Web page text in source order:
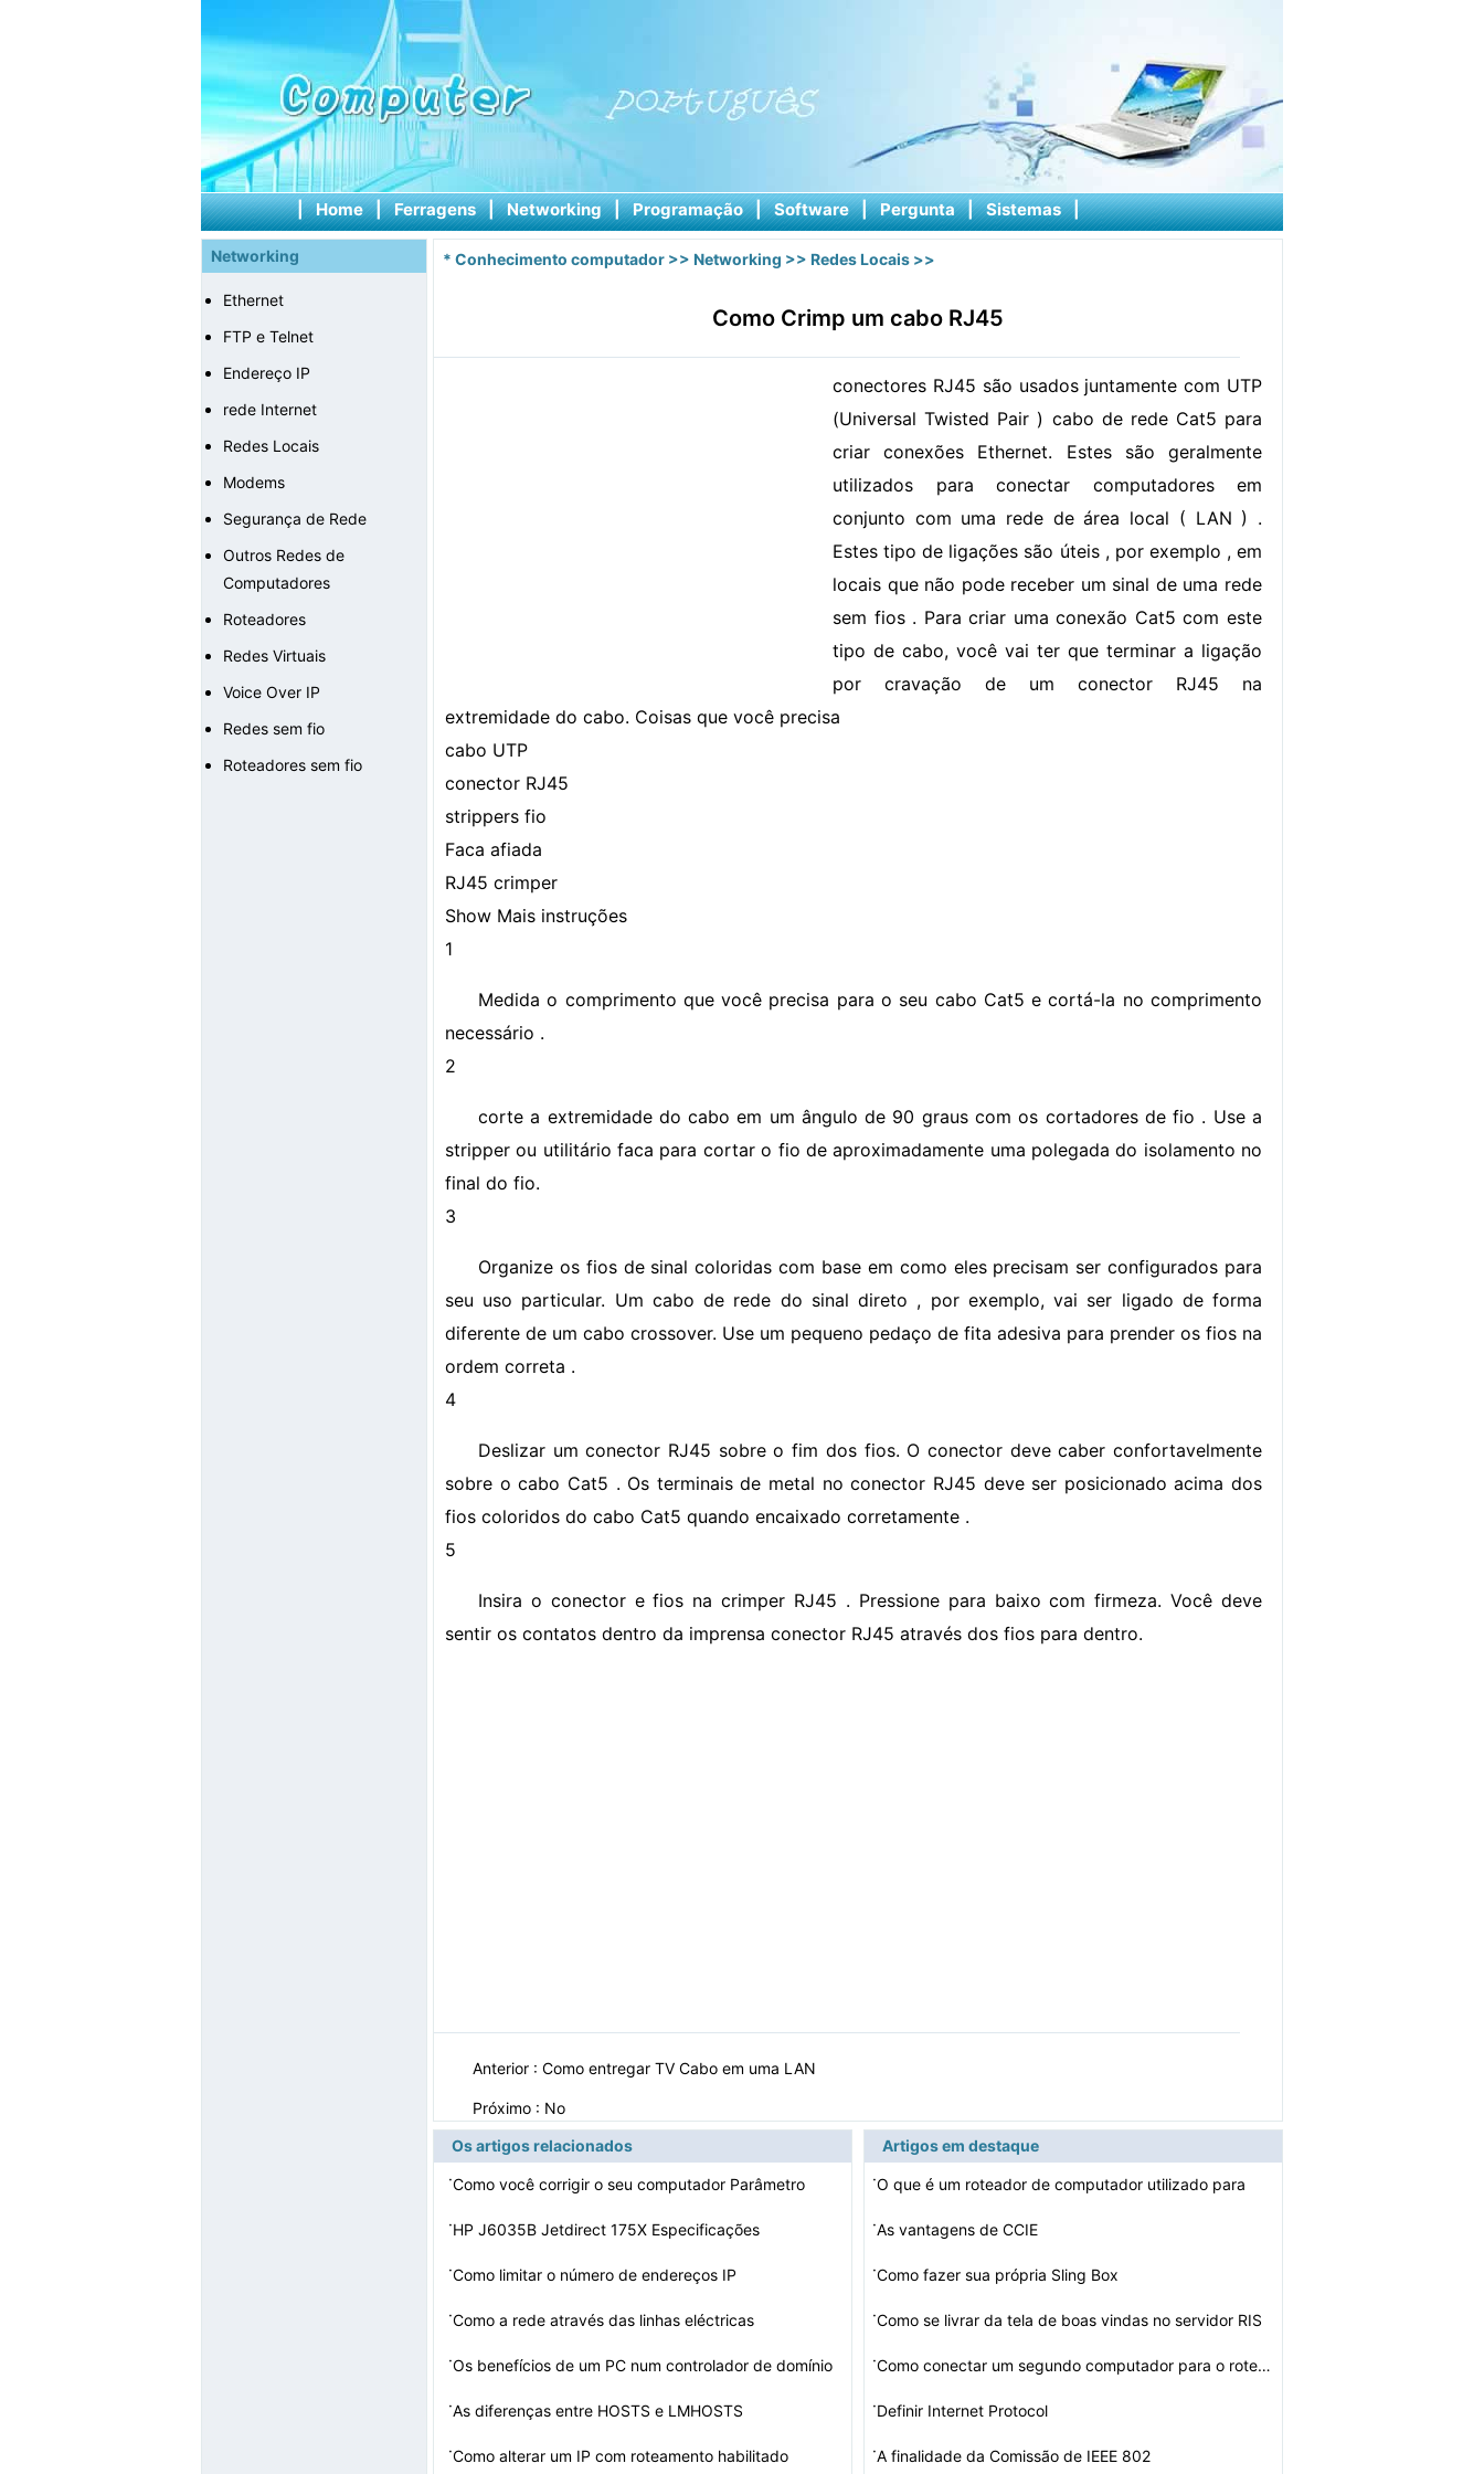
| Home | Ferragens | Networking | Programação | Software | Pergunta | Sistemas |
Networking
Ethernet
FTP e Telnet
Endereço IP
rede Internet
Redes Locais
Modems
Segurança de Rede
Outros Redes de
Computadores
Roteadores
Redes Virtuais
Voice Over IP
Redes sem fio
Roteadores sem fio
* Conhecimento computador >> Networking >> Redes Locais >>
Como Crimp um cabo RJ45
conectores RJ45 são usados ​​juntamente com UTP
(Universal Twisted Pair ) cabo de rede Cat5 para
criar conexões Ethernet. Estes são geralmente
utilizados para conectar computadores em
conjunto com uma rede de área local ( LAN ) .
Estes tipo de ligações são úteis , por exemplo , em
locais que não pode receber um sinal de uma rede
sem fios . Para criar uma conexão Cat5 com este
tipo de cabo, você vai ter que terminar a ligação
por cravação de um conector RJ45 na
extremidade do cabo. Coisas que você precisa
cabo UTP
conector RJ45
strippers fio
Faca afiada
RJ45 crimper
Show Mais instruções
1
Medida o comprimento que você precisa para o seu cabo Cat5 e cortá-la no comprimento
necessário .
2
corte a extremidade do cabo em um ângulo de 90 graus com os cortadores de fio . Use a
stripper ou utilitário faca para cortar o fio de aproximadamente uma polegada do isolamento no
final do fio.
3
Organize os fios de sinal coloridas com base em como eles precisam ser configurados para
seu uso particular. Um cabo de rede do sinal direto , por exemplo, vai ser ligado de forma
diferente de um cabo crossover. Use um pequeno pedaço de fita adesiva para prender os fios na
ordem correta .
4
Deslizar um conector RJ45 sobre o fim dos fios. O conector deve caber confortavelmente
sobre o cabo Cat5 . Os terminais de metal no conector RJ45 deve ser posicionado acima dos
fios coloridos do cabo Cat5 quando encaixado corretamente .
5
Insira o conector e fios na crimper RJ45 . Pressione para baixo com firmeza. Você deve
sentir os contatos dentro da imprensa conector RJ45 através dos fios para dentro.
Anterior : Como entregar TV Cabo em uma LAN
Próximo : No
Os artigos relacionados
·Como você corrigir o seu computador Parâmetro
·HP J6035B Jetdirect 175X Especificações
·Como limitar o número de endereços IP
·Como a rede através das linhas eléctricas
·Os benefícios de um PC num controlador de domínio
·As diferenças entre HOSTS e LMHOSTS
·Como alterar um IP com roteamento habilitado
Artigos em destaque
·O que é um roteador de computador utilizado para
·As vantagens de CCIE
·Como fazer sua própria Sling Box
·Como se livrar da tela de boas vindas no servidor RIS
·Como conectar um segundo computador para o roteador D-
·Definir Internet Protocol
·A finalidade da Comissão de IEEE 802